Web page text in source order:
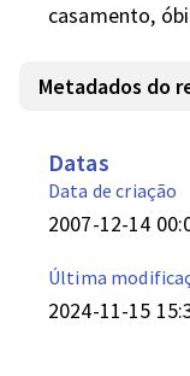
casamento,
Metadados do
Datas
Data de criação
2007-12-14
Última
2024-11-15